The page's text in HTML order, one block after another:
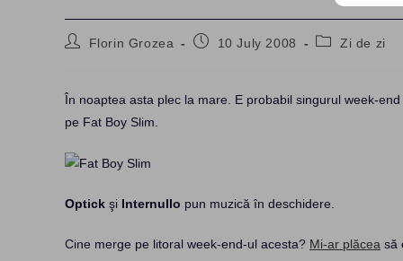
PostFlorin Grozea
Post10 July 2008
PostZi de zi
În noaptea asta plec la mare. E probabil singurul week-
pe Fat Boy Slim.
Optick şi Internullo pun muzică în deschidere.
Cine merge pe litoral week-end-ul acesta? Mi-ar plăcea să